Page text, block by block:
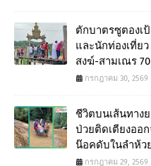
ตักบาตรซูตองเ
และนักท่องเที่ย
สงฆ์-สามเณร
กรกฎาคม 30, 2569
ชีวิตบนเส้นทาง
ป่วยติดเตียงออ
น๊อคดับในลำห้ว
กรกฎาคม 29, 2569